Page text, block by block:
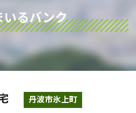
いるバンク
丹波市氷上町